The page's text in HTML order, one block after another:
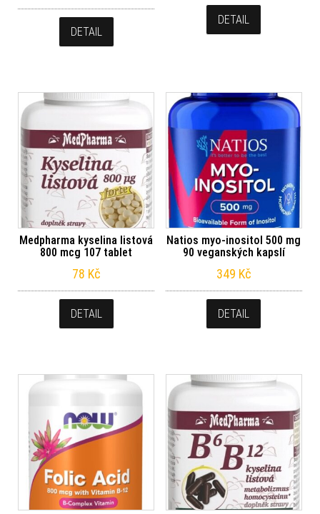
DETAIL
DETAIL
Medpharma kyselina listová
800 mcg 107 tablet
78 Kč
DETAIL
Natios myo-inositol 500 mg
90 veganských kapslí
349 Kč
DETAIL